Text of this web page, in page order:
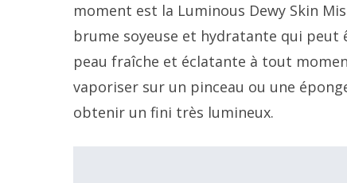
moment est la Luminous Dewy Skin
brume soyeuse et hydratante qui
peau fraîche et éclatante à tout
vaporiser sur un pinceau ou une
obtenir un fini très lumineux.